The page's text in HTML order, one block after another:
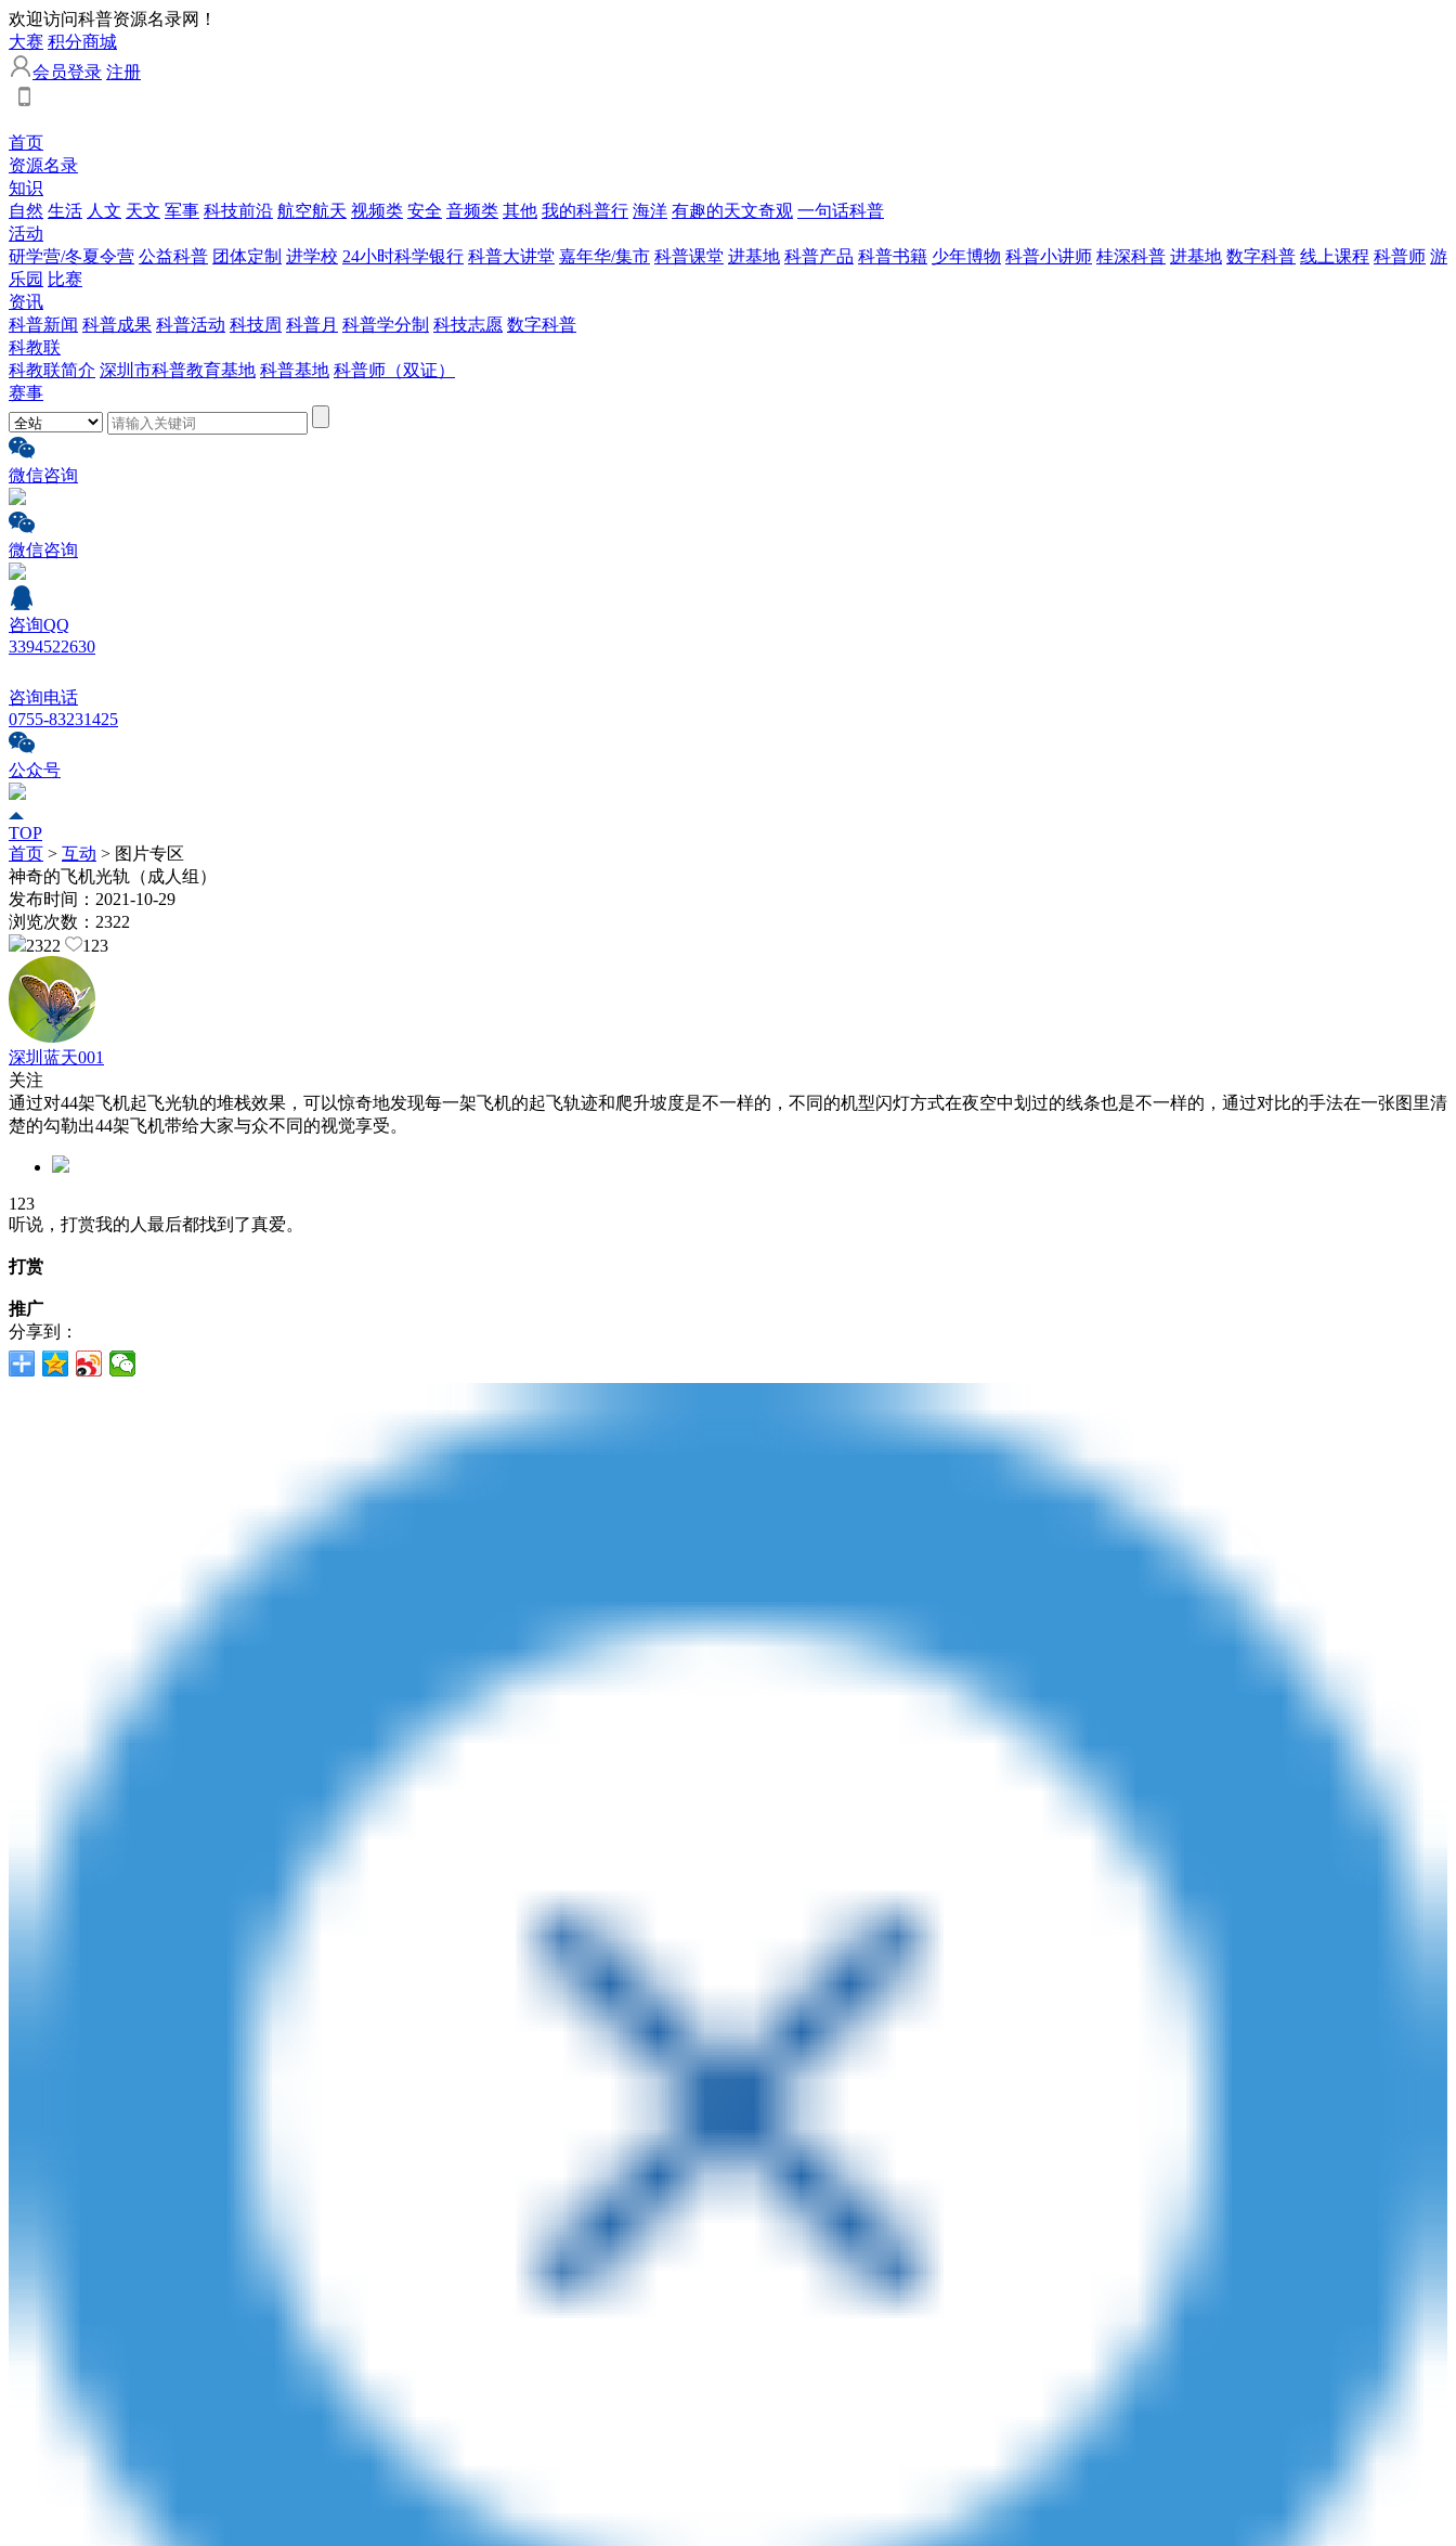
欢迎访问科普资源名录网！
大赛 积分商城
会员登录 注册
首页
资源名录
知识
自然 生活 人文 天文 军事 科技前沿 航空航天 视频类 安全 音频类 其他 我的科普行 海洋 有趣的天文奇观 一句话科普
活动
研学营/冬夏令营 公益科普 团体定制 进学校 24小时科学银行 科普大讲堂 嘉年华/集市 科普课堂 进基地 科普产品 科普书籍 少年博物 科普小讲师 桂深科普 进基地 数字科普 线上课程 科普师 游
乐园 比赛
资讯
科普新闻 科普成果 科普活动 科技周 科普月 科普学分制 科技志愿 数字科普
科教联
科教联简介 深圳市科普教育基地 科普基地 科普师（双证）
赛事
微信咨询
微信咨询
咨询QQ
3394522630
咨询电话
0755-83231425
公众号
TOP
首页 > 互动 > 图片专区
神奇的飞机光轨（成人组）
发布时间： 2021-10-29
浏览次数： 2322
2322
123
深圳蓝天001
关注
通过对44架飞机起飞光轨的堆栈效果，可以惊奇地发现每一架飞机的起飞轨迹和爬升坡度是不一样的，不同的机型闪灯方式在夜空中划过的线条也是不一样的，通过对比的手法在一张图里清
楚的勾勒出44架飞机带给大家与众不同的视觉享受。
123
听说，打赏我的人最后都找到了真爱。
打赏
推广
分享到：